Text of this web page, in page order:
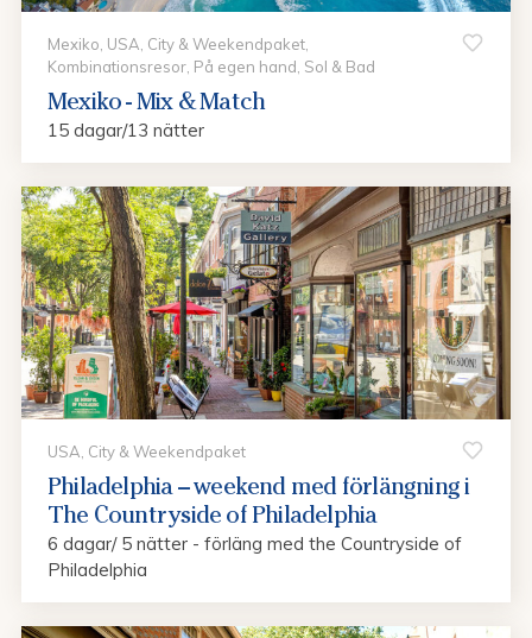
Mexiko, USA, City & Weekendpaket,
Kombinationsresor, På egen hand, Sol & Bad
Mexiko - Mix & Match
15 dagar/13 nätter
USA, City & Weekendpaket
Philadelphia – weekend med förlängning i
The Countryside of Philadelphia
6 dagar/ 5 nätter - förläng med the Countryside of
Philadelphia